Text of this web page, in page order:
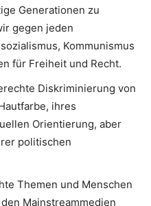
Generationen zu
gegen jeden
Kommunismus
für Freiheit und Recht.
Diskriminierung von
ihres
Orientierung, aber
politischen
Themen und Menschen
Mainstreammedien